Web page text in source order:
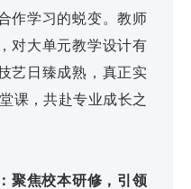
作学习的蜕变。教师
对大单元教学设计有
艺日臻成熟，真正实
课，共赴专业成长之
聚焦校本研修，引领